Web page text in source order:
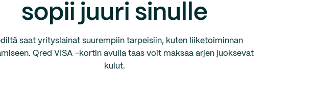
sopii juuri sinulle
saat yrityslainat suurempiin tarpeisiin, kuten liiketoiminnan
Qred VISA -kortin avulla taas voit maksaa arjen juoksevat
kulut.